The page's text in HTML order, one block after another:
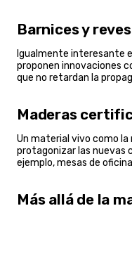
Barnices y
Igualmente interesante
proponen innovaciones
que no retardan la
Maderas
Un material vivo como
protagonizar las nuevas
ejemplo, mesas de
Más allá de la